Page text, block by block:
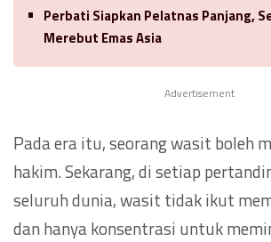
Perbati Siapkan Pelatnas Panjang,
Merebut Emas Asia
Advertisement
Pada era itu, seorang wasit boleh
hakim. Sekarang, di setiap
seluruh dunia, wasit tidak ikut
dan hanya konsentrasi untuk